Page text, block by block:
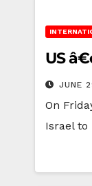
US
JUNE
On
Israel